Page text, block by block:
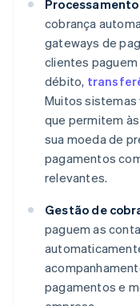
cobrança
gateways de
clientes
débito,
Muitos
que permitem
sua moeda de
pagamentos
relevantes.
Gestão de
paguem as
pagamentos e